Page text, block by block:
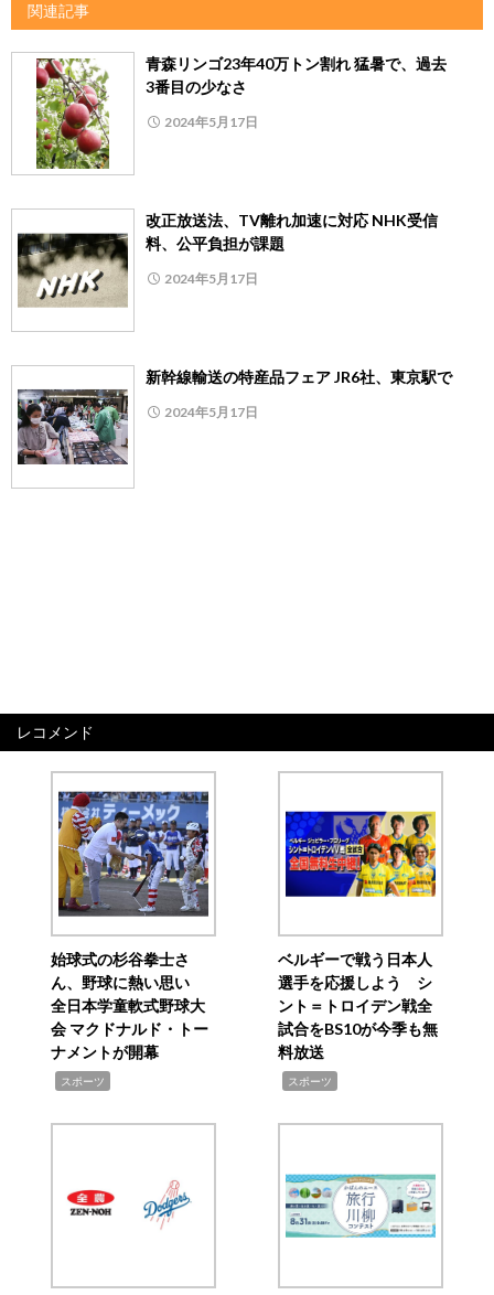
関連記事
青森リンゴ23年40万トン割れ 猛暑で、過去
3番目の少なさ
2024年5月17日
改正放送法、TV離れ加速に対応 NHK受信
料、公平負担が課題
2024年5月17日
新幹線輸送の特産品フェア JR6社、東京駅で
2024年5月17日
レコメンド
始球式の杉谷拳士さ
ん、野球に熱い思い
全日本学童軟式野球大
会 マクドナルド・トー
ナメントが開幕
スポーツ
ベルギーで戦う日本人
選手を応援しよう シ
ント＝トロイデン戦全
試合をBS10が今季も無
料放送
スポーツ